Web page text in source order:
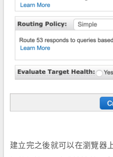
建立完之後就可以在瀏覽器